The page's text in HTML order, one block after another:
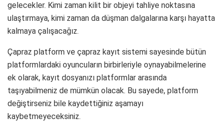
gelecekler. Kimi zaman kilit bir objeyi tahliye noktasına
ulaştırmaya, kimi zaman da düşman dalgalarına karşı hayatta
kalmaya çalışacağız.
Çapraz platform ve çapraz kayıt sistemi sayesinde bütün
platformlardaki oyuncuların birbirleriyle oynayabilmelerine
ek olarak, kayıt dosyanızı platformlar arasında
taşıyabilmeniz de mümkün olacak. Bu sayede, platform
değiştirseniz bile kaydettiğiniz aşamayı
kaybetmeyeceksiniz.